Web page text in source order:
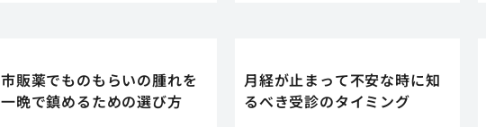
市販薬でものもらいの腫れを
一晩で鎮めるための選び方
月経が止まって不安な時に知
るべき受診のタイミング